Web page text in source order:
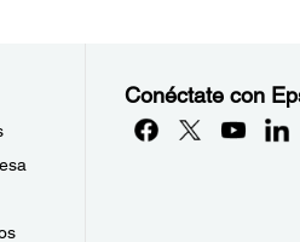
Conéctate con